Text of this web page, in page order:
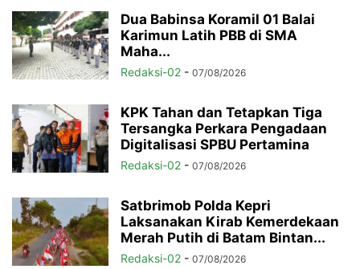
Dua Babinsa Koramil 01 Balai
Karimun Latih PBB di SMA
Maha...
Redaksi-02 - 07/08/2026
KPK Tahan dan Tetapkan Tiga
Tersangka Perkara Pengadaan
Digitalisasi SPBU Pertamina
Redaksi-02 - 07/08/2026
Satbrimob Polda Kepri
Laksanakan Kirab Kemerdekaan
Merah Putih di Batam Bintan...
Redaksi-02 - 07/08/2026